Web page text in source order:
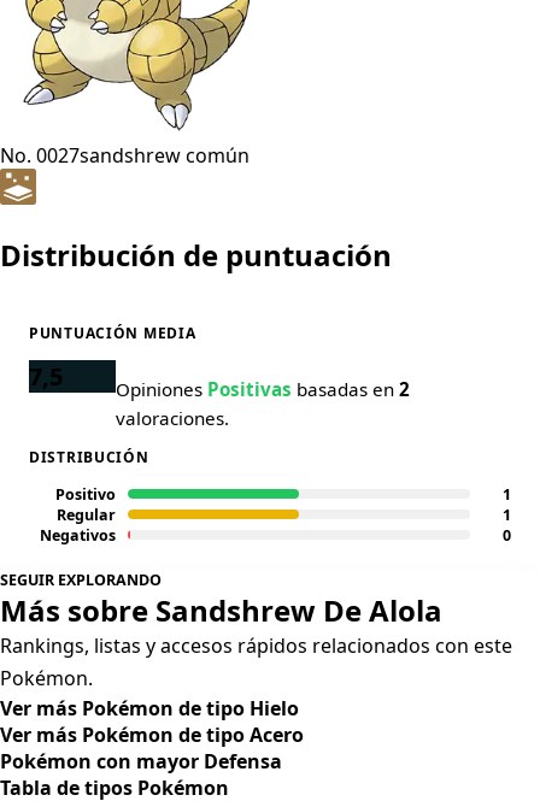
No. 0027sandshrew común
Distribución de puntuación
PUNTUACIÓN MEDIA
7,5 Opiniones Positivas basadas en 2
valoraciones.
DISTRIBUCIÓN
Positivo
1
Regular
1
Negativos
0
SEGUIR EXPLORANDO
Más sobre Sandshrew De Alola
Rankings, listas y accesos rápidos relacionados con este
Pokémon.
Ver más Pokémon de tipo Hielo
Ver más Pokémon de tipo Acero
Pokémon con mayor Defensa
Tabla de tipos Pokémon